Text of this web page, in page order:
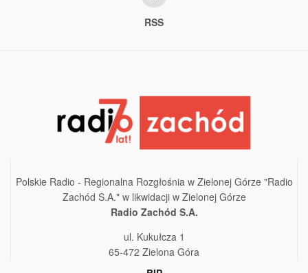
RSS
Polskie Radio - Regionalna Rozgłośnia w Zielonej Górze "Radio
Zachód S.A." w likwidacji w Zielonej Górze
Radio Zachód S.A.
ul. Kukułcza 1
65-472 Zielona Góra